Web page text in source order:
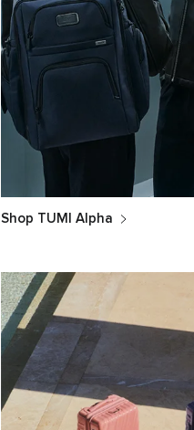
Shop TUMI Alpha